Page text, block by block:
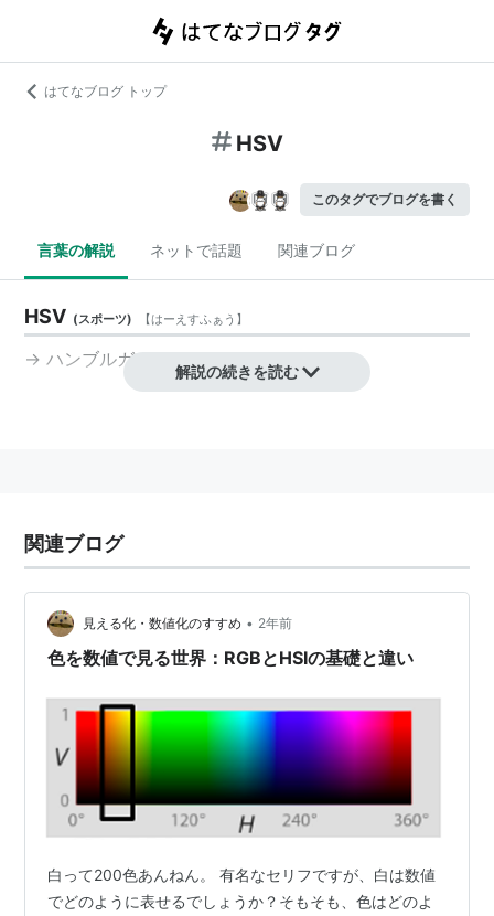
はてなブログ トップ
HSV
このタグでブログを書く
言葉の解説 ネットで話題 関連ブログ
HSV (スポーツ) 【はーえすふぁう 】
→ハンブルガーSV
解説の続きを読む
関連ブログ
見える化・数値化のすすめ • 2年前
色を数値で見る世界：RGBとHSIの基礎と違い
白って200色あんねん。 有名なセリフですが、白は数値
でどのように表せるでしょうか？そもそも、色はどのよ